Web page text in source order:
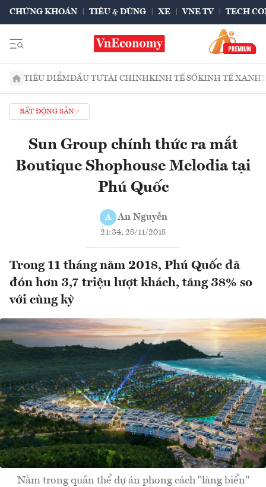
CHỨNG KHOÁN TIÊU & DÙNG XE VNE TV TECH
TIÊU ĐIỂMĐẦU TƯTÀI CHÍNHKINH TẾ SỐKINH TẾ XANH
BẤT ĐỘNG SẢN
Sun Group chính thức ra mắt
Boutique Shophouse Melodia tại
Phú Quốc
A An Nguyễn
21:34, 28/11/2018
Trong 11 tháng năm 2018, Phú Quốc đã
đón hơn 3,7 triệu lượt khách, tăng 38% so
với cùng kỳ
Nằm trong quần thể dự án phong cách "làng biển"